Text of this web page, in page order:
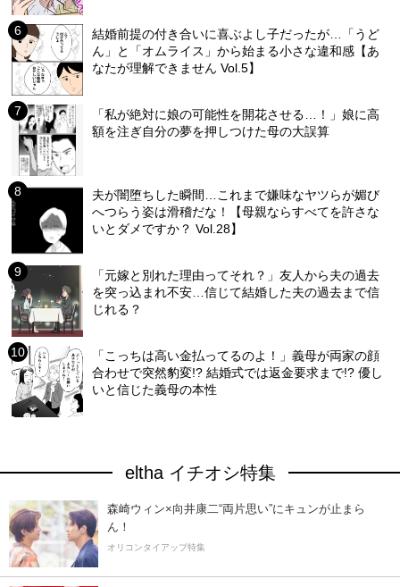
結婚前提の付き合いに喜ぶよし子だったが…「うど
ん」と「オムライス」から始まる小さな違和感【あ
なたが理解できません Vol.5】
「私が絶対に娘の可能性を開花させる…！」娘に高
額を注ぎ自分の夢を押しつけた母の大誤算
夫が闇堕ちした瞬間…これまで嫌味なヤツらが媚び
へつらう姿は滑稽だな！【母親ならすべてを許さな
いとダメですか？ Vol.28】
「元嫁と別れた理由ってそれ？」友人から夫の過去
を突っ込まれ不安…信じて結婚した夫の過去まで信
じれる？
「こっちは高い金払ってるのよ！」義母が両家の顔
合わせで突然豹変!? 結婚式では返金要求まで!? 優し
いと信じた義母の本性
eltha イチオシ特集
森崎ウィン×向井康二“両片思い”にキュンが止まら
ん！
オリコンタイアップ特集